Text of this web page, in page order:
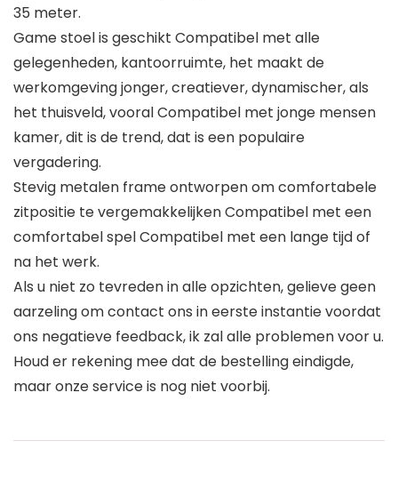
35 meter.
Game stoel is geschikt Compatibel met alle
gelegenheden, kantoorruimte, het maakt de
werkomgeving jonger, creatiever, dynamischer, als
het thuisveld, vooral Compatibel met jonge mensen
kamer, dit is de trend, dat is een populaire
vergadering.
Stevig metalen frame ontworpen om comfortabele
zitpositie te vergemakkelijken Compatibel met een
comfortabel spel Compatibel met een lange tijd of
na het werk.
Als u niet zo tevreden in alle opzichten, gelieve geen
aarzeling om contact ons in eerste instantie voordat
ons negatieve feedback, ik zal alle problemen voor u.
Houd er rekening mee dat de bestelling eindigde,
maar onze service is nog niet voorbij.